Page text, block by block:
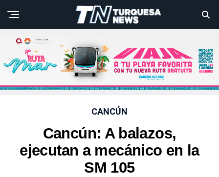
CANCÚN
Cancún: A balazos,
ejecutan a mecánico en la
SM 105